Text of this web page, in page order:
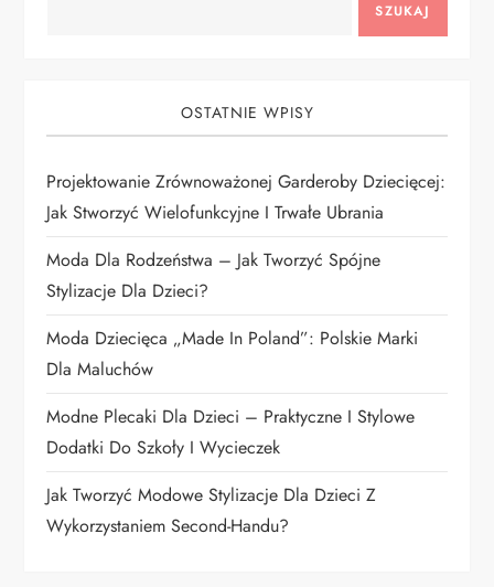
j
a
w
p
i
s
u
SZUKAJ
OSTATNIE WPISY
Projektowanie Zrównoważonej Garderoby Dziecięcej:
Jak Stworzyć Wielofunkcyjne I Trwałe Ubrania
Moda Dla Rodzeństwa – Jak Tworzyć Spójne
Stylizacje Dla Dzieci?
Moda Dziecięca „Made In Poland”: Polskie Marki
Dla Maluchów
Modne Plecaki Dla Dzieci – Praktyczne I Stylowe
Dodatki Do Szkoły I Wycieczek
Jak Tworzyć Modowe Stylizacje Dla Dzieci Z
Wykorzystaniem Second-Handu?